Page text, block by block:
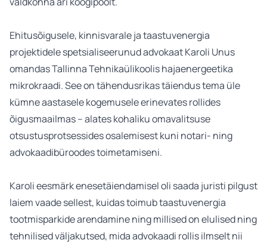
Ehitusõigusele, kinnisvarale ja taastuvenergia
projektidele spetsialiseerunud advokaat Karoli Unus
omandas Tallinna Tehnikaülikoolis hajaenergeetika
mikrokraadi. See on tähendusrikas täiendus tema üle
kümne aastasele kogemusele erinevates rollides
õigusmaailmas – alates kohaliku omavalitsuse
otsustusprotsessides osalemisest kuni notari- ning
advokaadibüroodes toimetamiseni.
Karoli eesmärk enesetäiendamisel oli saada juristi pilgust
laiem vaade sellest, kuidas toimub taastuvenergia
tootmisparkide arendamine ning millised on elulised ning
tehnilised väljakutsed, mida advokaadi rollis ilmselt nii